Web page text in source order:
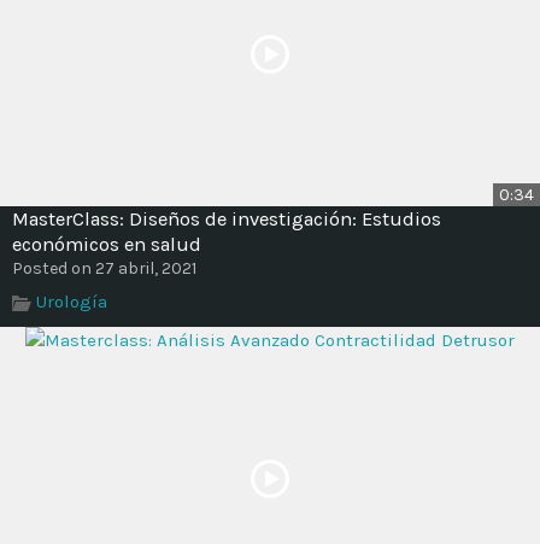
0:34
MasterClass: Diseños de investigación: Estudios
económicos en salud
Posted on 27 abril, 2021
Urología